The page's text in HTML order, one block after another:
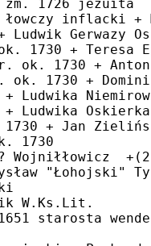
1726 jezuita
inflacki +
Ludwik Gerwazy
+ Teresa
+ Antoni
+ Dominik
Oskierka
+ Jan
1730
Wojniłłowicz
W.Ks.Lit.
starosta